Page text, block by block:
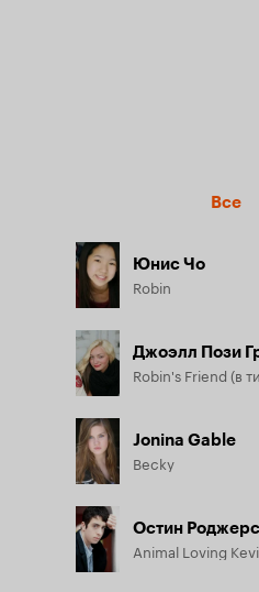
Все
Юнис Чо
Robin
Джоэлл Пози
Jonina Gable
Becky
Остин Роджерс
Animal Loving